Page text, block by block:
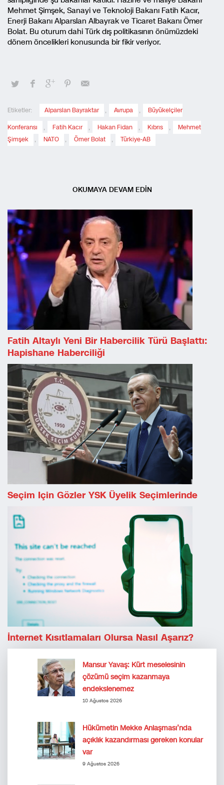
Mehmet Şimşek, Sanayi ve Teknoloji Bakanı Fatih Kacır,
Enerji Bakanı Alparslan Albayrak ve Ticaret Bakanı Ömer
Bolat. Bu oturum dahi Türk dış politikasının önümüzdeki
dönem öncelikleri konusunda bir fikir veriyor.
Etiketler: Alparslan Bayraktar , Avrupa , Büyükelçiler
Konferansı , Fatih Kacır , Hakan Fidan , Kıbrıs ,
Mehmet
Şimşek
, NATO , Ömer Bolat , Türkiye-AB
OKUMAYA DEVAM EDİN
Fatih Altaylı Yeni Bir Habercilik Türü Başlattı:
Hapishane Haberciliği
Seçim Için Gözler YSK Üyelik Seçimlerinde
İnternet Kısıtlamaları Olursa Nasıl Aşarız?
Mansur Yavaş: Kürt meselesinin
çözümü seçim kazanmaya
endekslenemez
10 Ağustos 2026
Hükümetin Mekke Anlaşması’nda
açıklık kazandırması gereken konular
var
9 Ağustos 2026